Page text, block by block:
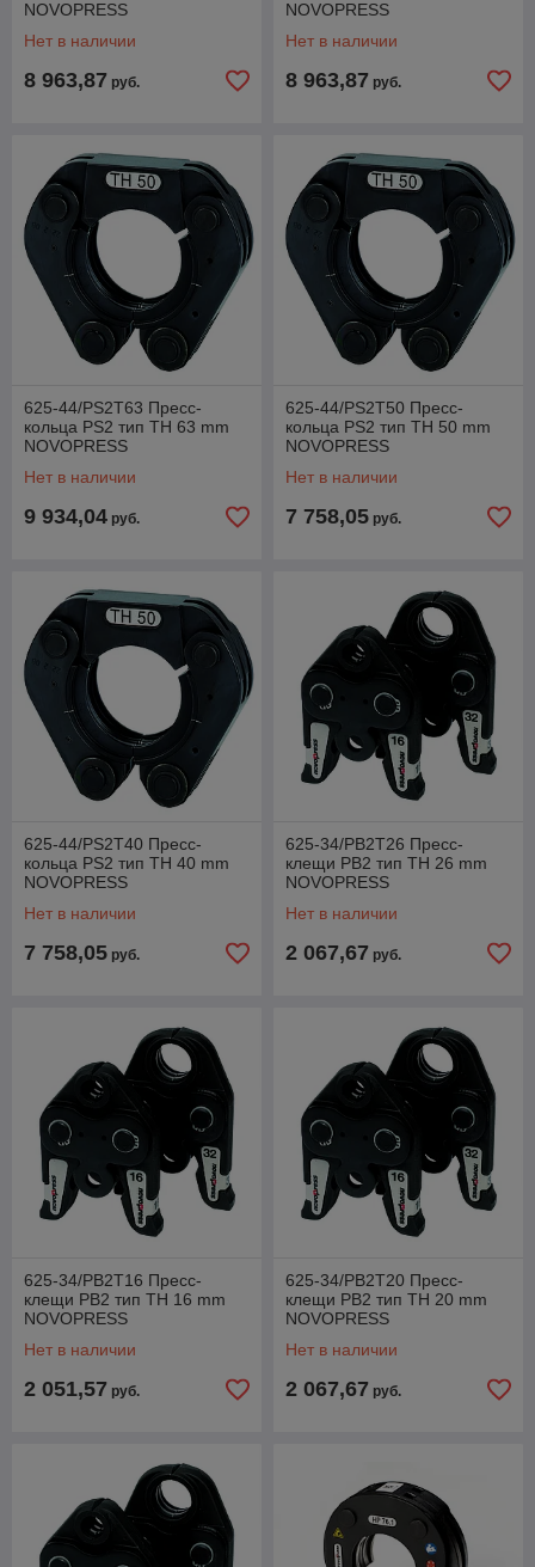
NOVOPRESS
Нет в наличии
8 963,87 руб.
NOVOPRESS
Нет в наличии
8 963,87 руб.
625-44/PS2T63 Пресс-
кольца PS2 тип TH 63 mm
NOVOPRESS
Нет в наличии
9 934,04 руб.
625-44/PS2T50 Пресс-
кольца PS2 тип TH 50 mm
NOVOPRESS
Нет в наличии
7 758,05 руб.
625-44/PS2T40 Пресс-
кольца PS2 тип TH 40 mm
NOVOPRESS
Нет в наличии
7 758,05 руб.
625-34/PB2T26 Пресс-
клещи PB2 тип TH 26 mm
NOVOPRESS
Нет в наличии
2 067,67 руб.
625-34/PB2T16 Пресс-
клещи PB2 тип TH 16 mm
NOVOPRESS
Нет в наличии
2 051,57 руб.
625-34/PB2T20 Пресс-
клещи PB2 тип TH 20 mm
NOVOPRESS
Нет в наличии
2 067,67 руб.